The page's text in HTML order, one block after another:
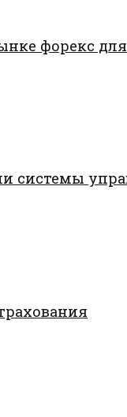
форекс
системы